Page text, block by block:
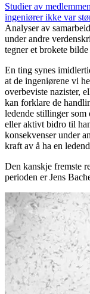
Studier av
ingeniører ikke var
Analyser av
under andre
tegner et brokete
En ting synes
at de ingeniørene vi
overbeviste nazister,
kan forklare de
ledende stillinger som
eller aktivt bidro til
konsekvenser under
kraft av å ha en
Den kanskje fremste
perioden er Jens